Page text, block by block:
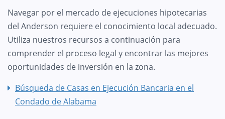
Navegar por el mercado de ejecuciones hipotecarias
del Anderson requiere el conocimiento local adecuado.
Utiliza nuestros recursos a continuación para
comprender el proceso legal y encontrar las mejores
oportunidades de inversión en la zona.
Búsqueda de Casas en Ejecución Bancaria en el
Condado de Alabama